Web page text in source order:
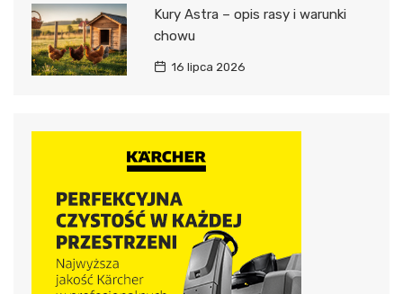
Kury Astra – opis rasy i warunki
chowu
16 lipca 2026